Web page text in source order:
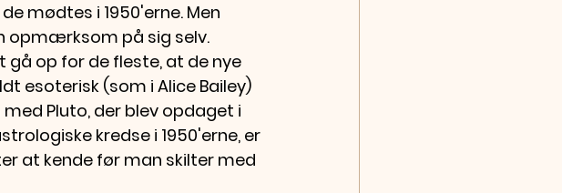
mødtes i 1950'erne. Men
opmærksom på sig selv.
op for de fleste, at de nye
esoterisk (som i Alice Bailey)
Pluto, der blev opdaget i
kredse i 1950'erne, er
at kende før man skilter med